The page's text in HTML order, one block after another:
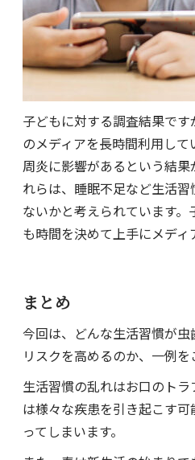
子どもに対する調査結果で
のメディアを長時間利用し
周炎に影響があるという結
れらは、睡眠不足など生活
ないかと考えられています
も時間を決めて上手にメディ
まとめ
今回は、どんな生活習慣が
リスクを高めるのか、一例を
生活習慣の乱れはお口のト
は様々な疾患を引き起こす
ってしまいます。